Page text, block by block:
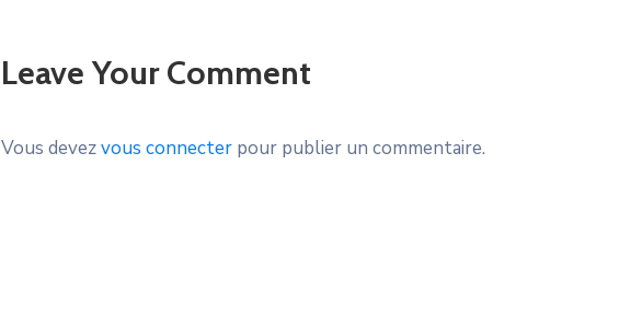
Leave Your Comment
Vous devezvous connecter pour publier un commentaire.